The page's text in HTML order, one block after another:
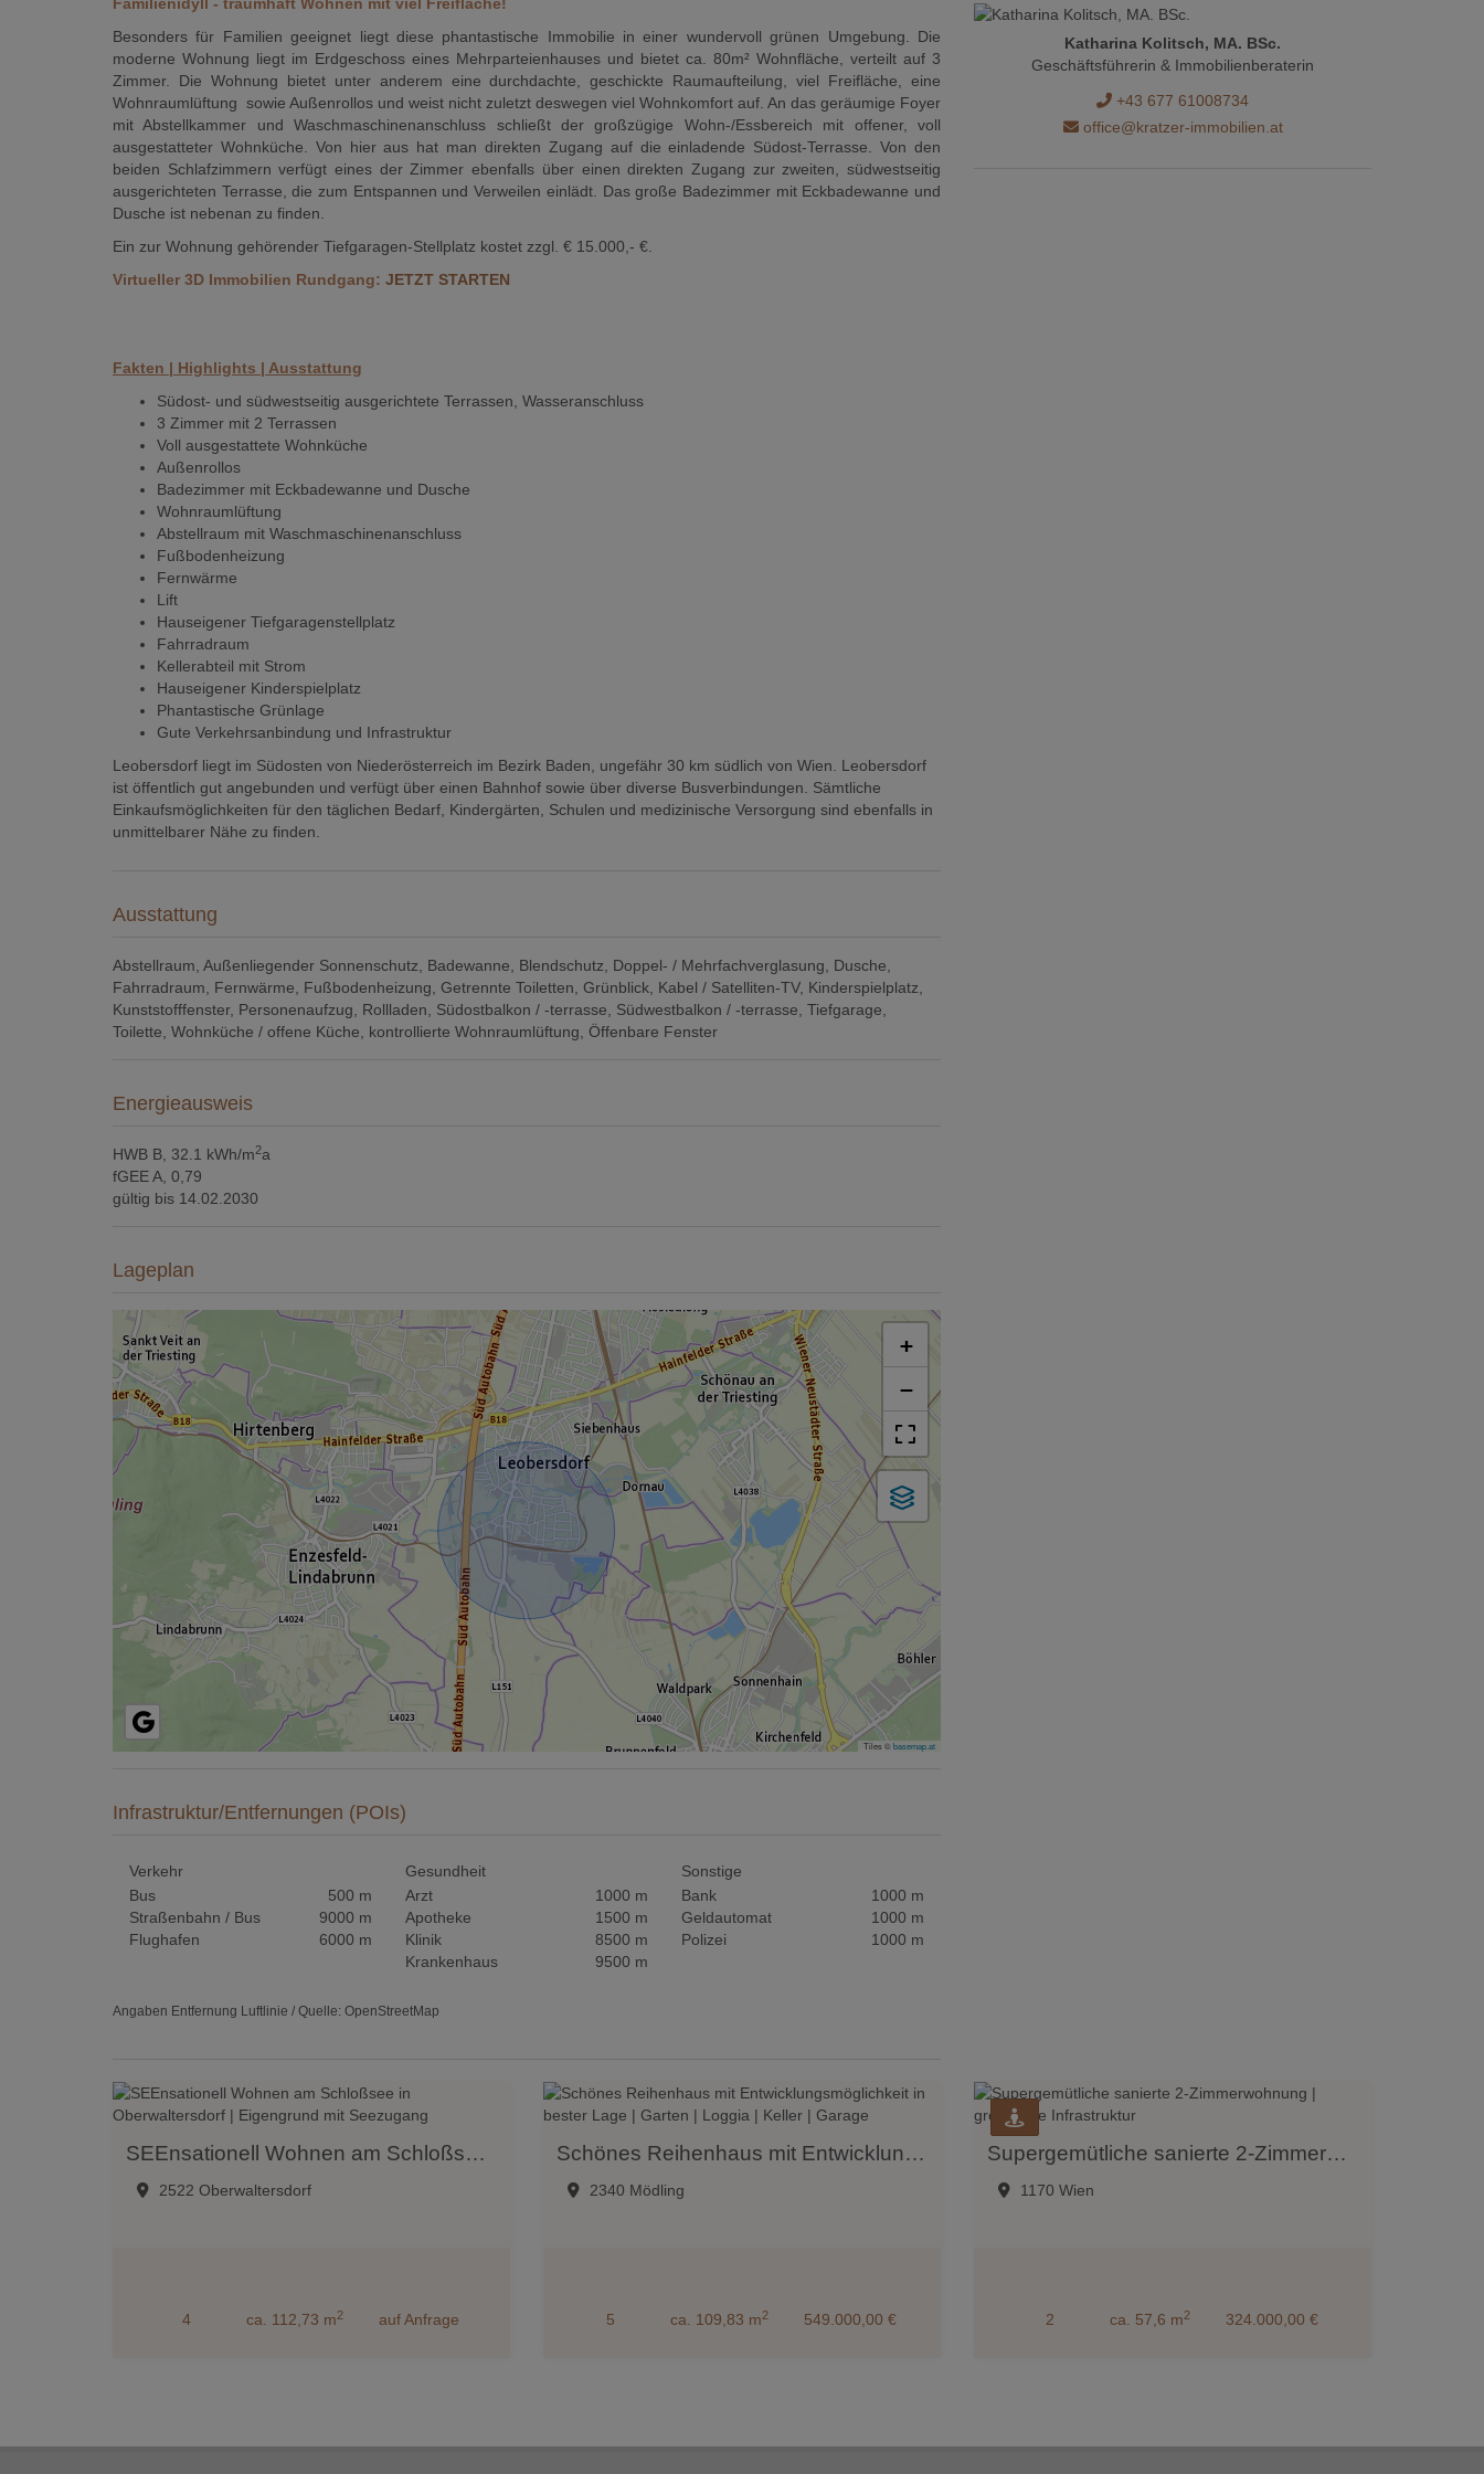
Familienidyll - traumhaft Wohnen mit viel Freifläche!
Besonders für Familien geeignet liegt diese phantastische Immobilie in einer wundervoll grünen Umgebung. Die
moderne Wohnung liegt im Erdgeschoss eines Mehrparteienhauses und bietet ca. 80m² Wohnfläche, verteilt auf 3
Zimmer. Die Wohnung bietet unter anderem eine durchdachte, geschickte Raumaufteilung, viel Freifläche, eine
Wohnraumlüftung sowie Außenrollos und weist nicht zuletzt deswegen viel Wohnkomfort auf. An das geräumige Foyer
mit Abstellkammer und Waschmaschinenanschluss schließt der großzügige Wohn-/Essbereich mit offener, voll
ausgestatteter Wohnküche. Von hier aus hat man direkten Zugang auf die einladende Südost-Terrasse. Von den
beiden Schlafzimmern verfügt eines der Zimmer ebenfalls über einen direkten Zugang zur zweiten, südwestseitig
ausgerichteten Terrasse, die zum Entspannen und Verweilen einlädt. Das große Badezimmer mit Eckbadewanne und
Dusche ist nebenan zu finden.
Ein zur Wohnung gehörender Tiefgaragen-Stellplatz kostet zzgl. € 15.000,- €.
Virtueller 3D Immobilien Rundgang: JETZT STARTEN
Fakten | Highlights | Ausstattung
Südost- und südwestseitig ausgerichtete Terrassen, Wasseranschluss
3 Zimmer mit 2 Terrassen
Voll ausgestattete Wohnküche
Außenrollos
Badezimmer mit Eckbadewanne und Dusche
Wohnraumlüftung
Abstellraum mit Waschmaschinenanschluss
Fußbodenheizung
Fernwärme
Lift
Hauseigener Tiefgaragenstellplatz
Fahrradraum
Kellerabteil mit Strom
Hauseigener Kinderspielplatz
Phantastische Grünlage
Gute Verkehrsanbindung und Infrastruktur
Leobersdorf liegt im Südosten von Niederösterreich im Bezirk Baden, ungefähr 30 km südlich von Wien. Leobersdorf
ist öffentlich gut angebunden und verfügt über einen Bahnhof sowie über diverse Busverbindungen. Sämtliche
Einkaufsmöglichkeiten für den täglichen Bedarf, Kindergärten, Schulen und medizinische Versorgung sind ebenfalls in
unmittelbarer Nähe zu finden.
Ausstattung
Abstellraum Außenliegender Sonnenschutz Badewanne Blendschutz Doppel- / Mehrfachverglasung
Dusche
Fahrradraum
Fernwärme Fußbodenheizung Getrennte Toiletten Grünblick Kabel / Satelliten-TV Kinderspielplatz
Kunststofffenster Personenaufzug Rollladen Südostbalkon / -terrasse Südwestbalkon / -terrasse Tiefgarage
Toilette Wohnküche / offene Küche kontrollierte Wohnraumlüftung Öffenbare Fenster
Energieausweis
HWB B, 32.1 kWh/m2a
fGEEA, 0,79
gültig bis 14.02.2030
Lageplan
+
−
Tiles ©basemap.at
Infrastruktur/Entfernungen (POIs)
Verkehr
Bus
500 m
Straßenbahn / Bus
9000 m
Flughafen
6000 m
Gesundheit
Arzt
1000 m
Apotheke
1500 m
Klinik
8500 m
Krankenhaus
9500 m
Sonstige
Bank
1000 m
Geldautomat
1000 m
Polizei
1000 m
Angaben Entfernung Luftlinie / Quelle: OpenStreetMap
Katharina Kolitsch, MA. BSc.
Geschäftsführerin & Immobilienberaterin
+43 677 61008734
office@kratzer-immobilien.at
SEEnsationell Wohnen am Schloßsee in Oberwaltersdorf | Eigengrund mit Seezugang
2522 Oberwaltersdorf
4 ca. 112,73 m2 auf Anfrage
Schönes Reihenhaus mit Entwicklungsmöglichkeit in bester Lage | Garten | Loggia | Keller | Garage
2340 Mödling
5 ca. 109,83 m2 549.000,00 €
Supergemütliche sanierte 2-Zimmerwohnung | großartige Infrastruktur
1170 Wien
2 ca. 57,6 m2 324.000,00 €